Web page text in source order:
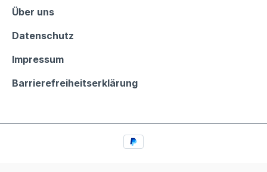
Informationen
Über uns
Datenschutz
Impressum
Barrierefreiheitserklärung